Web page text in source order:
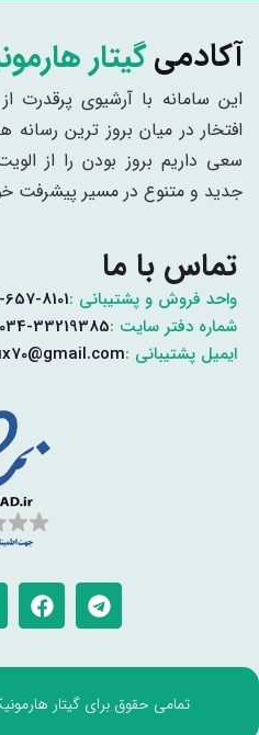
آکادمیگیتار
این سامانه با آرشیوی پرقدرت
افتخار در میان بروز ترین
سعی داریم بروز بودن را از
جدید و متنوع در مسیر پیشرفت
تماس با ما
واحد فروش و پشتیبانی :8101
شماره دفتر سایت :034-33219385
ایمیل پشتیبانی :
تمامی حقوق برای گیتار هارمونیک